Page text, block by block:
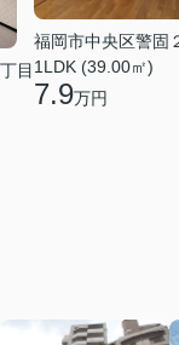
目
福岡市中央区警固
1LDK (39.00㎡)
7.9万円